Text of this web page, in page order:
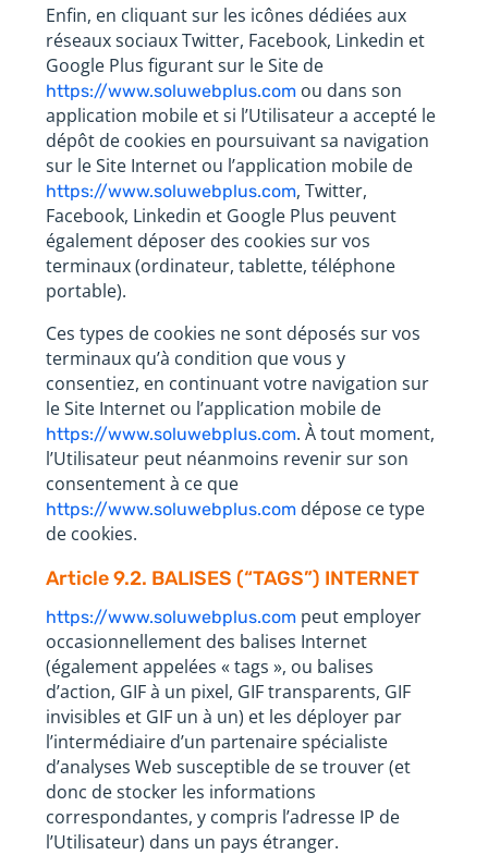
Enfin, en cliquant sur les icônes dédiées aux
réseaux sociaux Twitter, Facebook, Linkedin et
Google Plus figurant sur le Site de
https://www.soluwebplus.com ou dans son
application mobile et si l’Utilisateur a accepté le
dépôt de cookies en poursuivant sa navigation
sur le Site Internet ou l’application mobile de
https://www.soluwebplus.com, Twitter,
Facebook, Linkedin et Google Plus peuvent
également déposer des cookies sur vos
terminaux (ordinateur, tablette, téléphone
portable).
Ces types de cookies ne sont déposés sur vos
terminaux qu’à condition que vous y
consentiez, en continuant votre navigation sur
le Site Internet ou l’application mobile de
https://www.soluwebplus.com. À tout moment,
l’Utilisateur peut néanmoins revenir sur son
consentement à ce que
https://www.soluwebplus.com dépose ce type
de cookies.
Article 9.2. BALISES (“TAGS”) INTERNET
https://www.soluwebplus.com peut employer
occasionnellement des balises Internet
(également appelées « tags », ou balises
d’action, GIF à un pixel, GIF transparents, GIF
invisibles et GIF un à un) et les déployer par
l’intermédiaire d’un partenaire spécialiste
d’analyses Web susceptible de se trouver (et
donc de stocker les informations
correspondantes, y compris l’adresse IP de
l’Utilisateur) dans un pays étranger.